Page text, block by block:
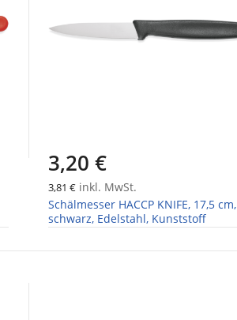
3,20 €
3,81 €inkl. MwSt.
Schälmesser HACCP KNIFE, 17,5 cm,
schwarz, Edelstahl, Kunststoff